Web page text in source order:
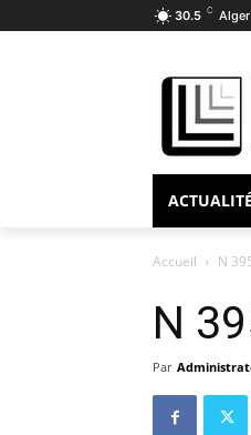
30.5 C Alger
ACTUALITÉ
Accueil N
N
Par